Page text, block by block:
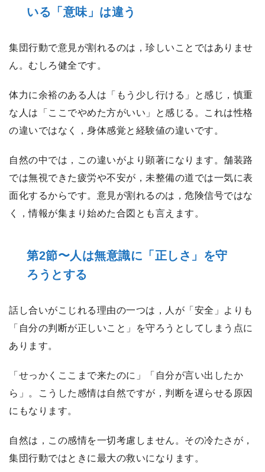
いる「意味」は違う
集団行動で意見が割れるのは，珍しいことではありませ
ん。むしろ健全です。
体力に余裕のある人は「もう少し行ける」と感じ，慎重
な人は「ここでやめた方がいい」と感じる。これは性格
の違いではなく，身体感覚と経験値の違いです。
自然の中では，この違いがより顕著になります。舗装路
では無視できた疲労や不安が，未整備の道では一気に表
面化するからです。意見が割れるのは，危険信号ではな
く，情報が集まり始めた合図とも言えます。
第2節〜人は無意識に「正しさ」を守
ろうとする
話し合いがこじれる理由の一つは，人が「安全」よりも
「自分の判断が正しいこと」を守ろうとしてしまう点に
あります。
「せっかくここまで来たのに」「自分が言い出したか
ら」。こうした感情は自然ですが，判断を遅らせる原因
にもなります。
自然は，この感情を一切考慮しません。その冷たさが，
集団行動ではときに最大の救いになります。